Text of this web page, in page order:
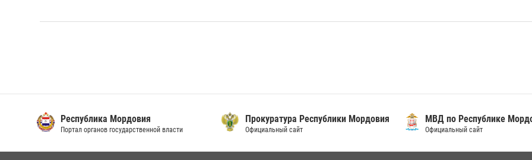
Республика Мордовия
Портал органов государственной власти
Прокуратура Республики Мордовия
Официальный сайт
МВД по Республике
Официальный сайт